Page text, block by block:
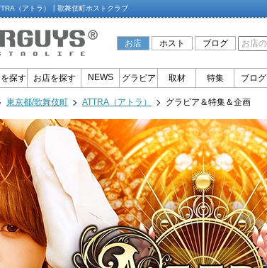
（アトラ）┃歌舞伎町ホストクラブ
お店 ホスト ブログ
探す お店を探す NEWS グラビア 取材 特集 ブログ
東京都/歌舞伎町 ATTRA（アトラ） グラビア＆特集＆企画